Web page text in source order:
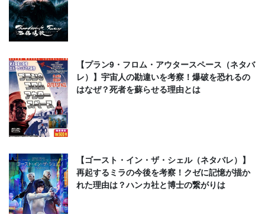
【プラン9・フロム・アウタースペース（ネタバ
レ）】宇宙人の勘違いを考察！爆破を恐れるの
はなぜ？死者を蘇らせる理由とは
【ゴースト・イン・ザ・シェル（ネタバレ）】
再起するミラの今後を考察！クゼに記憶が描か
れた理由は？ハンカ社と博士の繋がりは